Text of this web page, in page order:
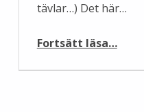
tävlar…) Det här…
Fortsätt läsa“15 skäl att fira Wikipedia på dess 15-årsdag”
…